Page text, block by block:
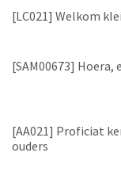
[LC021] Welkom
[SAM00673] Hoera,
[AA021] Proficiat
ouders